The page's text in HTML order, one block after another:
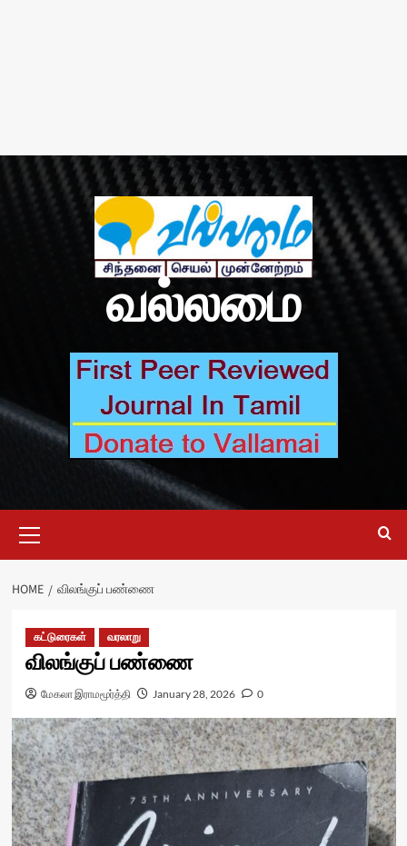
வல்லமை
Menu
HOME விலங்குப் பண்ணை
கட்டுரைகள் வரலாறு
விலங்குப் பண்ணை
மேகலா இராமமூர்த்தி January 28, 2026 0